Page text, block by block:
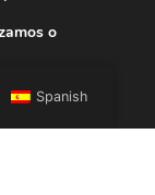
Spanish
o